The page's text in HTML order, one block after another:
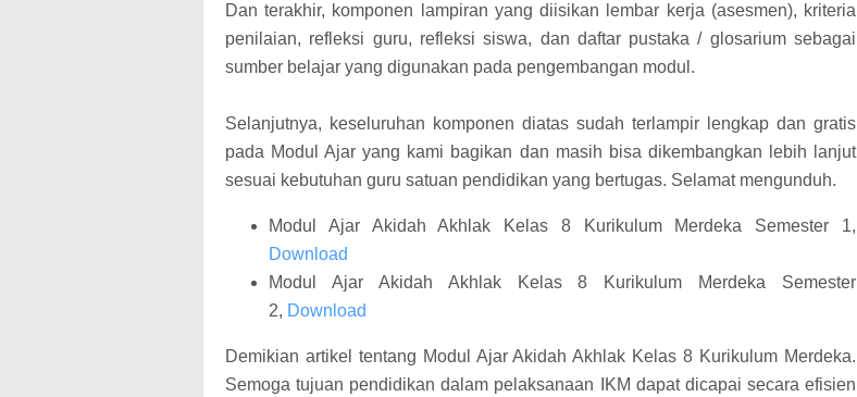
Dan terakhir, komponen lampiran yang diisikan lembar kerja (asesmen), kriteria
penilaian, refleksi guru, refleksi siswa, dan daftar pustaka / glosarium sebagai
sumber belajar yang digunakan pada pengembangan modul.
Selanjutnya, keseluruhan komponen diatas sudah terlampir lengkap dan gratis
pada Modul Ajar yang kami bagikan dan masih bisa dikembangkan lebih lanjut
sesuai kebutuhan guru satuan pendidikan yang bertugas. Selamat mengunduh.
Modul Ajar Akidah Akhlak Kelas 8 Kurikulum Merdeka Semester 1,
Download
Modul Ajar Akidah Akhlak Kelas 8 Kurikulum Merdeka Semester
2, Download
Demikian artikel tentang Modul Ajar Akidah Akhlak Kelas 8 Kurikulum Merdeka.
Semoga tujuan pendidikan dalam pelaksanaan IKM dapat dicapai secara efisien